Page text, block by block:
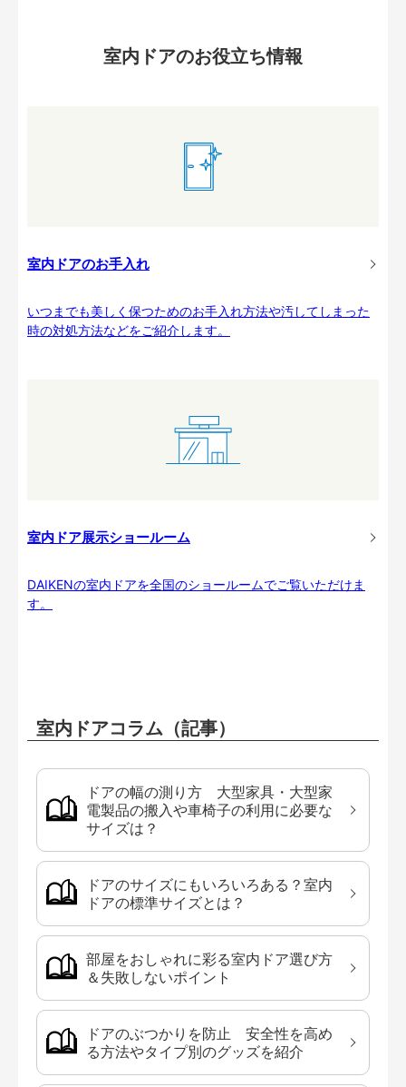
室内ドアのお役立ち情報
室内ドアのお手入れ
いつまでも美しく保つためのお手入れ方法や汚してしまった
時の対処方法などをご紹介します。
室内ドア展示ショールーム
DAIKENの室内ドアを全国のショールームでご覧いただけま
す。
室内ドアコラム（記事）
ドアの幅の測り方 大型家具・大型家
電製品の搬入や車椅子の利用に必要な
サイズは？
ドアのサイズにもいろいろある？室内
ドアの標準サイズとは？
部屋をおしゃれに彩る室内ドア選び方
＆失敗しないポイント
ドアのぶつかりを防止 安全性を高め
る方法やタイプ別のグッズを紹介